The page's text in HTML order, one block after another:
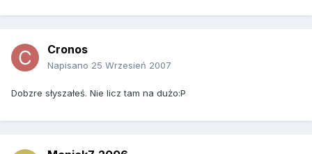
Cronos
Napisano 25 Wrzesień 2007
Dobzre słyszałeś. Nie licz tam na dużo:P